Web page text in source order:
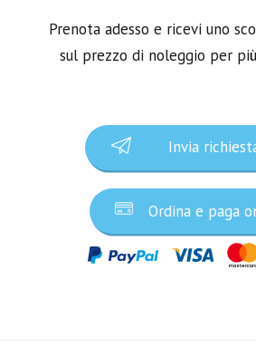
Prenota adesso e ricevi uno
sul prezzo di noleggio per
Invia
Ordina e paga